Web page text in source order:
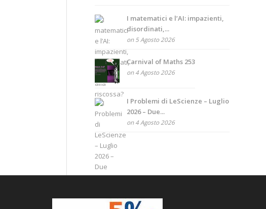
I matematici e l’AI: impazienti,
disordinati,...
on 5 Agosto 2026
Carnival of Maths 253
on 4 Agosto 2026
I Problemi di LeScienze – Luglio
2026 – Due...
on 4 Agosto 2026